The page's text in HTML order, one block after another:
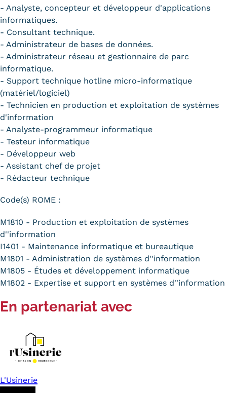
- Analyste, concepteur et développeur d'applications
informatiques.
- Consultant technique.
- Administrateur de bases de données.
- Administrateur réseau et gestionnaire de parc
informatique.
- Support technique hotline micro-informatique
(matériel/logiciel)
- Technicien en production et exploitation de systèmes
d'information
- Analyste-programmeur informatique
- Testeur informatique
- Développeur web
- Assistant chef de projet
- Rédacteur technique
Code(s) ROME :
M1810 - Production et exploitation de systèmes
d''information
I1401 - Maintenance informatique et bureautique
M1801 - Administration de systèmes d''information
M1805 - Études et développement informatique
M1802 - Expertise et support en systèmes d''information
En partenariat avec
L'Usinerie